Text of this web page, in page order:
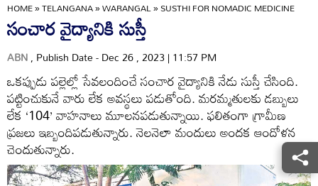
HOME»TELANGANA»WARANGAL»SUSTHI FOR NOMADIC MEDICINE
సంచార వైద్యానికి సుస్తీ
ABN, Publish Date - Dec 26 , 2023 | 11:57 PM
ఒకప్పుడు పల్లెల్లో సేవలందించే సంచార వైద్యానికి నేడు సుస్తీ చేసింది.
పట్టించుకునే వారు లేక అవస్థలు పడుతోంది. మరమ్మతులకు డబ్బులు
లేక ‘104’ వాహనాలు మూలనపడుతున్నాయి. ఫలితంగా గ్రామీణ
ప్రజలు ఇబ్బందిపడుతున్నారు. నెలనెలా మందులు అందక ఆందోళన
చెందుతున్నారు.